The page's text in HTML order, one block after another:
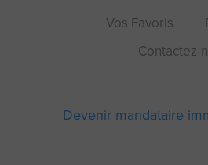
Vos Favoris
Contactez-
Devenir mandataire